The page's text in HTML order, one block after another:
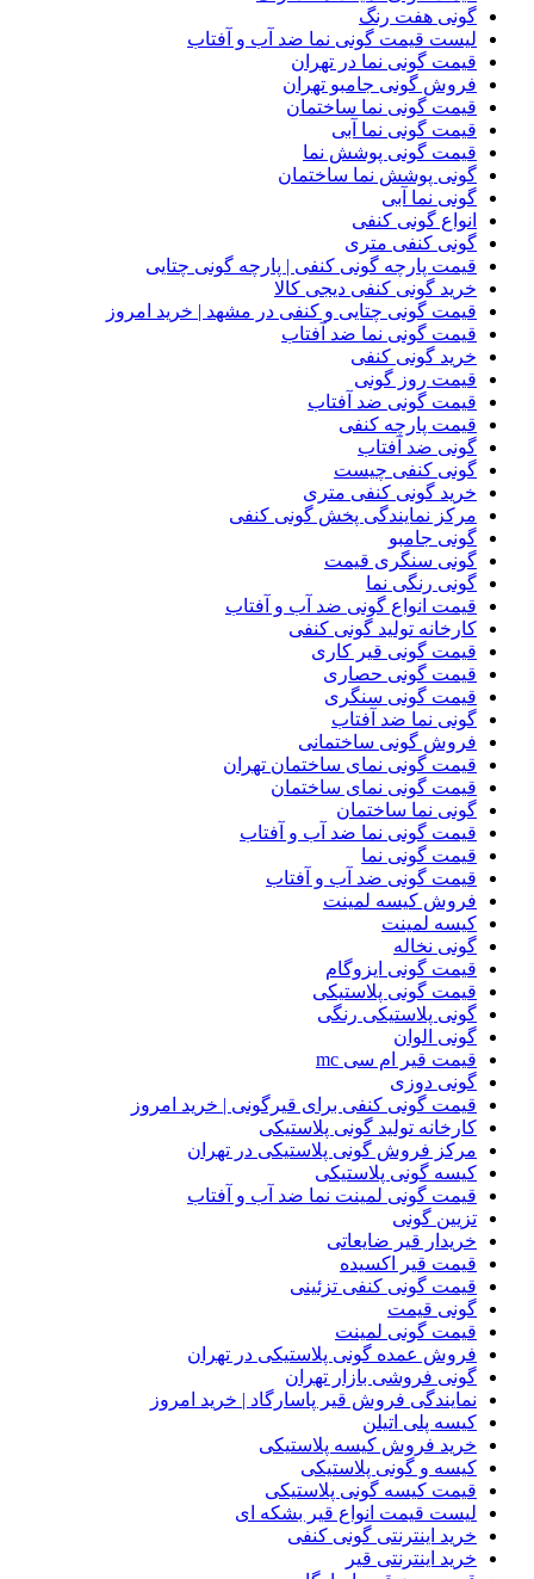
گونی هفت رنگ
لیست قیمت گونی نما ضد آب و آفتاب
قیمت گونی نما در تهران
فروش گونی جامبو تهران
قیمت گونی نما ساختمان
قیمت گونی نما آبی
قیمت گونی پوشش نما
گونی پوشش نما ساختمان
گونی نما آبی
انواع گونی کنفی
گونی کنفی متری
قیمت پارچه گونی کنفی | پارچه گونی چتایی
خرید گونی کنفی دیجی کالا
قیمت گونی چتایی و کنفی در مشهد | خرید امروز
قیمت گونی نما ضد آفتاب
خرید گونی کنفی
قیمت روز گونی
قیمت گونی ضد آفتاب
قیمت پارچه کنفی
گونی ضد آفتاب
گونی کنفی چیست
خرید گونی کنفی متری
مرکز نمایندگی پخش گونی کنفی
گونی جامبو
گونی سنگری قیمت
گونی رنگی نما
قیمت انواع گونی ضد آب و آفتاب
کارخانه تولید گونی کنفی
قیمت گونی قیر کاری
قیمت گونی حصاری
قیمت گونی سنگری
گونی نما ضد آفتاب
فروش گونی ساختمانی
قیمت گونی نمای ساختمان تهران
قیمت گونی نمای ساختمان
گونی نما ساختمان
قیمت گونی نما ضد آب و آفتاب
قیمت گونی نما
قیمت گونی ضد آب و آفتاب
فروش کیسه لمینت
کیسه لمینت
گونی نخاله
قیمت گونی ایزوگام
قیمت گونی پلاستیکی
گونی پلاستیکی رنگی
گونی الوان
قیمت قیر ام سی mc
گونی دوزی
قیمت گونی کنفی برای قیرگونی | خرید امروز
کارخانه تولید گونی پلاستیکی
مرکز فروش گونی پلاستیکی در تهران
کیسه گونی پلاستیکی
قیمت گونی لمینت نما ضد آب و آفتاب
تزیین گونی
خریدار قیر ضایعاتی
قیمت قیر اکسیده
قیمت گونی کنفی تزئینی
گونی قیمت
قیمت گونی لمینت
فروش عمده گونی پلاستیکی در تهران
گونی فروشی بازار تهران
نمایندگی فروش قیر پاسارگاد | خرید امروز
کیسه پلی اتیلن
خرید فروش کیسه پلاستیکی
کیسه و گونی پلاستیکی
قیمت کیسه گونی پلاستیکی
لیست قیمت انواع قیر بشکه ای
خرید اینترنتی گونی کنفی
خرید اینترنتی قیر